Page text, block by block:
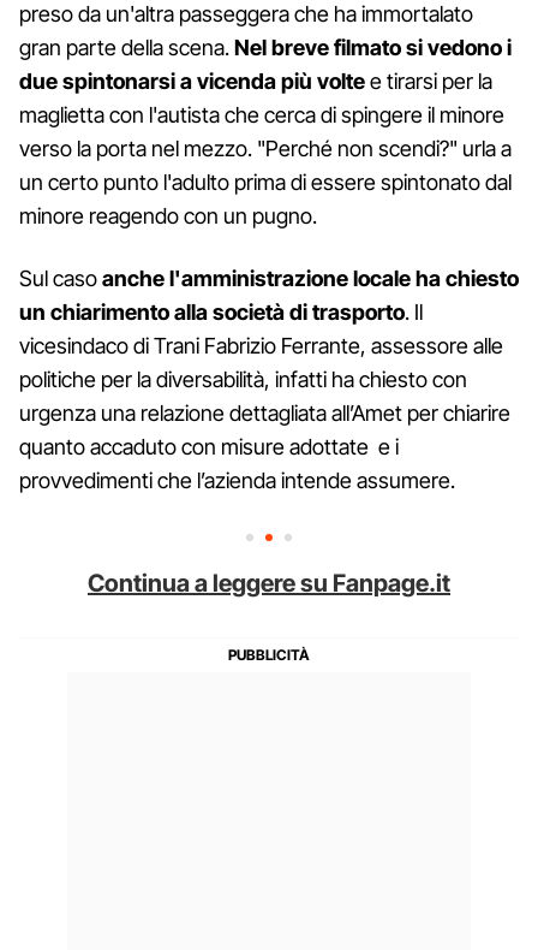
preso da un'altra passeggera che ha immortalato
gran parte della scena.Nel breve filmato si vedono i
due spintonarsi a vicenda più voltee tirarsi per la
maglietta con l'autista che cerca di spingere il minore
verso la porta nel mezzo. "Perché non scendi?" urla a
un certo punto l'adulto prima di essere spintonato dal
minore reagendo con un pugno.
Sul casoanche l'amministrazione locale ha chiesto
un chiarimento alla società di trasporto. Il
vicesindaco di Trani Fabrizio Ferrante, assessore alle
politiche per la diversabilità, infatti ha chiesto con
urgenza una relazione dettagliata all’Amet per chiarire
quanto accaduto con misure adottate e i
provvedimenti che l’azienda intende assumere.
Continua a leggere su Fanpage.it